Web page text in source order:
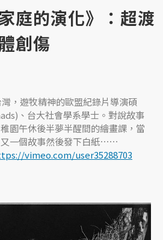
庭的演化》：超渡
創傷
，遊牧精神的歐盟紀錄片導演碩
、台大社會學系學士。對說故事
園午休後半夢半醒間的繪畫課，當
又一個故事然後發下白紙⋯⋯
vimeo.com/user35288703